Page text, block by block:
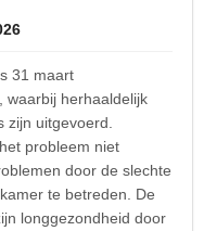
31 maart
waarbij herhaaldelijk
uitgevoerd.
probleem niet
door de slechte
te betreden. De
longgezondheid door